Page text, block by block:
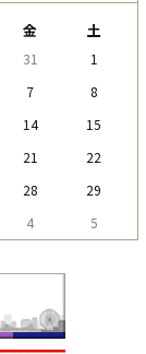
金 土
31
1
7
8
14
15
21
22
28
29
4 5